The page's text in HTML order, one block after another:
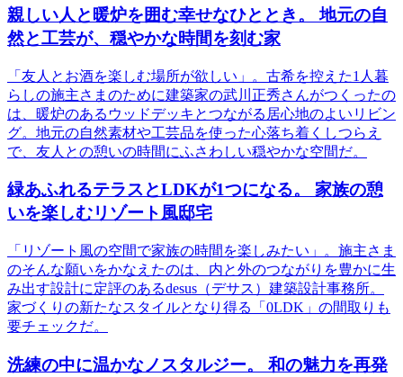
親しい人と暖炉を囲む幸せなひととき。 地元の自
然と工芸が、穏やかな時間を刻む家
「友人とお酒を楽しむ場所が欲しい」。古希を控えた1人暮
らしの施主さまのために建築家の武川正秀さんがつくったの
は、暖炉のあるウッドデッキとつながる居心地のよいリビン
グ。地元の自然素材や工芸品を使った心落ち着くしつらえ
で、友人との憩いの時間にふさわしい穏やかな空間だ。
緑あふれるテラスとLDKが1つになる。 家族の憩
いを楽しむリゾート風邸宅
「リゾート風の空間で家族の時間を楽しみたい」。施主さま
のそんな願いをかなえたのは、内と外のつながりを豊かに生
み出す設計に定評のあるdesus（デサス）建築設計事務所。
家づくりの新たなスタイルとなり得る「0LDK」の間取りも
要チェックだ。
洗練の中に温かなノスタルジー。 和の魅力を再発